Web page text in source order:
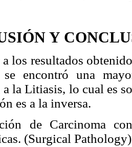
Y
a los resultados
se encontró una
la Litiasis, lo cual es
es a la inversa.
de Carcinoma
(Surgical